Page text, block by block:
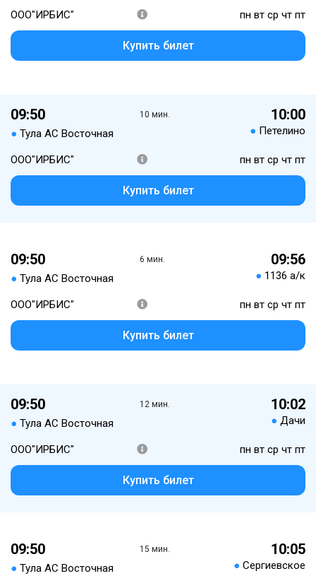
ООО"ИРБИС" пн вт ср чт пт
Купить билет
09:50
● Тула АС Восточная
10 мин. 10:00
● Петелино
ООО"ИРБИС" пн вт ср чт пт
Купить билет
09:50
● Тула АС Восточная
6 мин. 09:56
● 1136 а/к
ООО"ИРБИС" пн вт ср чт пт
Купить билет
09:50
● Тула АС Восточная
12 мин. 10:02
● Дачи
ООО"ИРБИС" пн вт ср чт пт
Купить билет
09:50
● Тула АС Восточная
15 мин. 10:05
● Сергиевское